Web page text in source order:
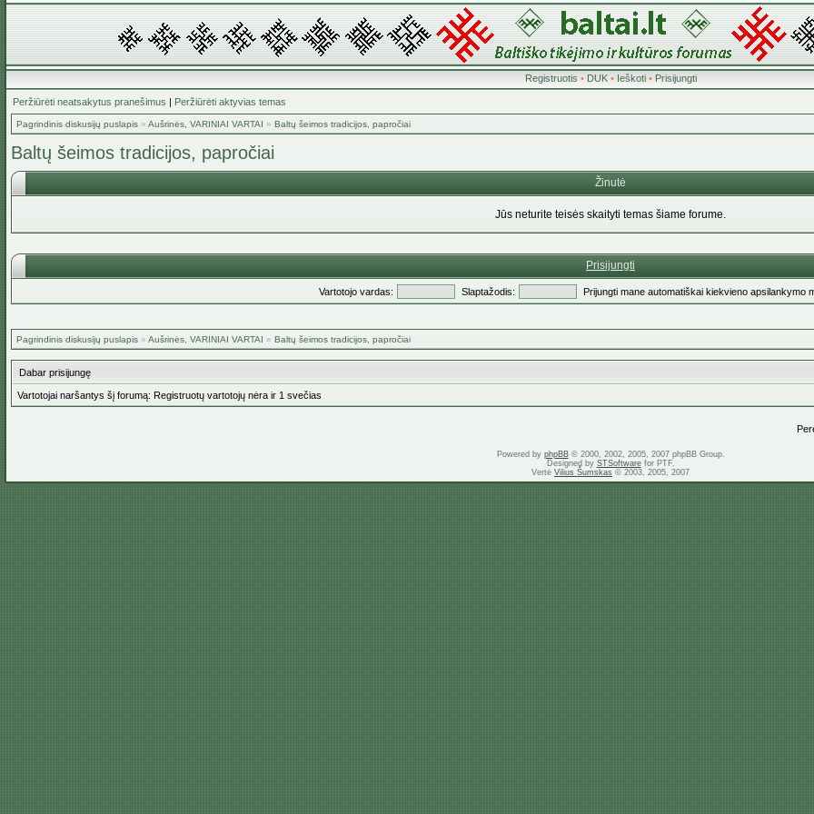
Registruotis • DUK• Ieškoti• Prisijungti
Peržiūrėti neatsakytus pranešimus | Peržiūrėti aktyvias temas
Pagrindinis diskusijų puslapis » Aušrinės, VARINIAI VARTAI » Baltų šeimos tradicijos, papročiai
Baltų šeimos tradicijos, papročiai
Žinutė
Jūs neturite teisės skaityti temas šiame forume.
Prisijungti
Vartotojo vardas: Slaptažodis: Prijungti mane automatiškai kiekvieno apsilankymo
Pagrindinis diskusijų puslapis » Aušrinės, VARINIAI VARTAI » Baltų šeimos tradicijos, papročiai
Dabar prisijungę
Vartotojai naršantys šį forumą: Registruotų vartotojų nėra ir 1 svečias
Powered by phpBB© 2000, 2002, 2005, 2007 phpBB Group.
Designed by STSoftwarefor PTF.
Vertė Vilius Šumskas © 2003, 2005, 2007